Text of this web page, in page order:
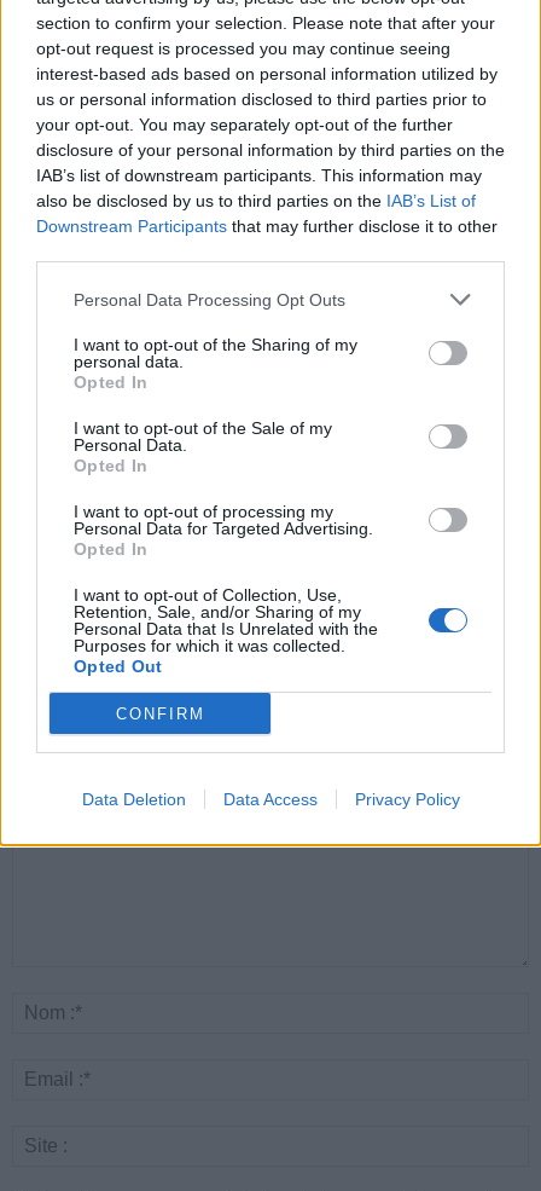
section to confirm your selection. Please note that after your
opt-out request is processed you may continue seeing
interest-based ads based on personal information utilized by
us or personal information disclosed to third parties prior to
your opt-out. You may separately opt-out of the further
disclosure of your personal information by third parties on the
IAB’s list of downstream participants. This information may
also be disclosed by us to third parties on the IAB’s List of
Downstream Participants that may further disclose it to other
Personal Data Processing Opt Outs
I want to opt-out of the Sharing of my
personal data.
Opted In
I want to opt-out of the Sale of my
Personal Data.
Opted In
I want to opt-out of processing my
Personal Data for Targeted Advertising.
Opted In
I want to opt-out of Collection, Use,
Retention, Sale, and/or Sharing of my
Personal Data that Is Unrelated with the
Purposes for which it was collected.
Opted Out
CONFIRM
Data Deletion Data Access Privacy Policy
Article précédent
Attention danger : l’eau
chaude du robinet en
cuisine peut vous rendre
malade
Article suivant
Tension artérielle : 2
astuces essentielles pour
des résultats fiables
news
Canicule : les conseils
essentiels des
cardiologues pour
éviter le danger
Éclipse du 12 août :
attention à la pénurie de
lunettes de sécurité
combattre le cancer
buccal
LAISSER UN COMMENTAIRE